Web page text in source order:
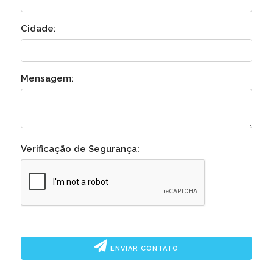
Cidade:
Mensagem:
Verificação de Segurança:
ENVIAR CONTATO